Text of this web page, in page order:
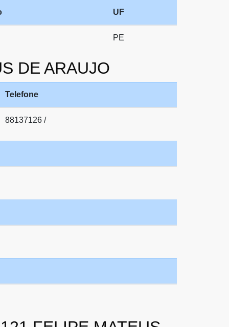
UF
PE
DE ARAUJO
Telefone
88137126 /